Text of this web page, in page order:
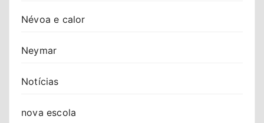
Névoa e calor
Neymar
Notícias
nova escola